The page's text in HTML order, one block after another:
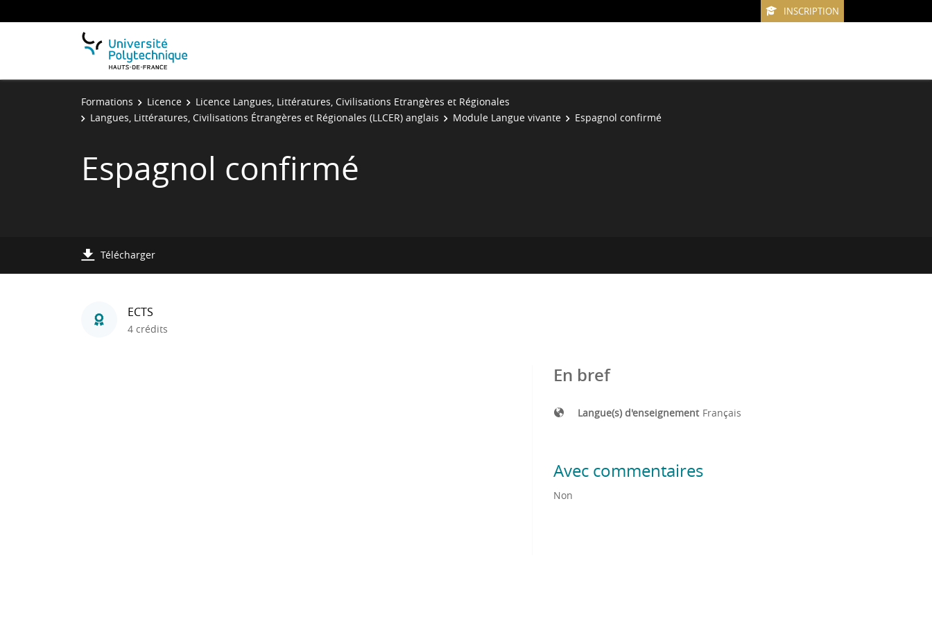
INSCRIPTION
Formations Licence
Licence Langues, Littératures, Civilisations Etrangères et Régionales
Langues, Littératures, Civilisations Étrangères et Régionales (LLCER) anglais
Module Langue vivante Espagnol confirmé
Espagnol confirmé
Télécharger
ECTS
4 crédits
En bref
Langue(s) d'enseignement Français
Avec commentaires
Non